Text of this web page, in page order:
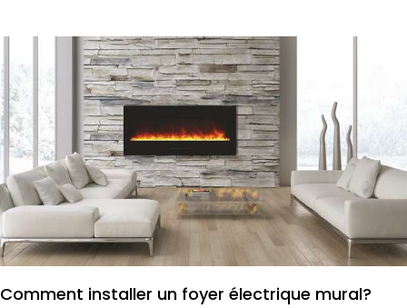
Comment installer un foyer électrique mural?